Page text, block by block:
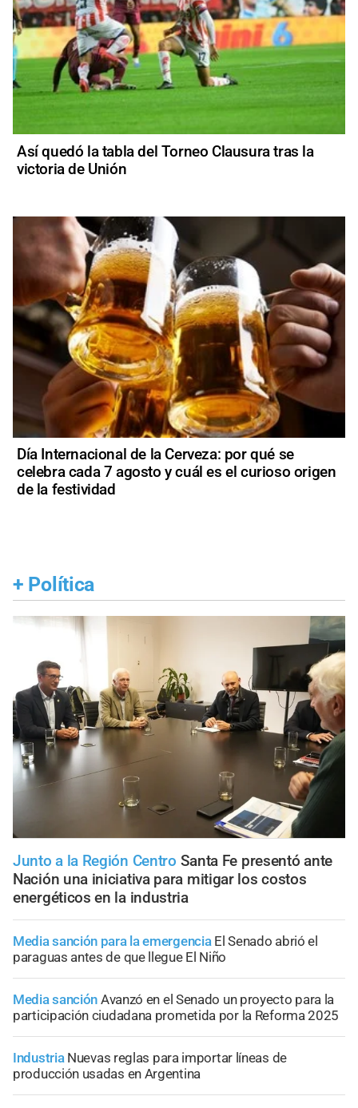
Así quedó la tabla del Torneo Clausura tras la
victoria de Unión
Día Internacional de la Cerveza: por qué se
celebra cada 7 agosto y cuál es el curioso origen
de la festividad
+ Política
Junto a la Región Centro Santa Fe presentó ante
Nación una iniciativa para mitigar los costos
energéticos en la industria
Media sanción para la emergencia El Senado abrió el
paraguas antes de que llegue El Niño
Media sanción Avanzó en el Senado un proyecto para la
participación ciudadana prometida por la Reforma 2025
Industria Nuevas reglas para importar líneas de
producción usadas en Argentina